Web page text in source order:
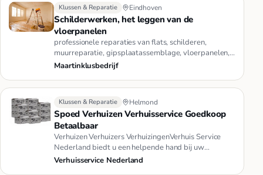
Klussen & Reparatie Eindhoven
Schilderwerken, het leggen van de
vloerpanelen
professionele reparaties van flats, schilderen,
muurreparatie, gipsplaatassemblage, vloerpanelen,
decoratieve steen, het…
Maartinklusbedrijf
Klussen & Reparatie Helmond
Spoed Verhuizen Verhuisservice Goedkoop
Betaalbaar
Verhuizen Verhuizers VerhuizingenVerhuis Service
Nederland biedt u een helpende hand bij uw
verhuizing. U huurt per uur …
Verhuisservice Nederland